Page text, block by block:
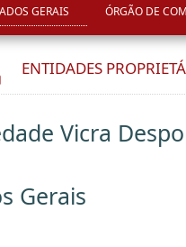
GERAIS ÓRGÃO DE
ENTIDADES
Vicra
Gerais